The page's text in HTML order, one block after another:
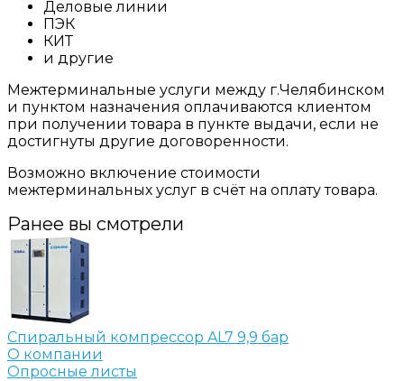
Деловые линии
ПЭК
КИТ
и другие
Межтерминальные услуги между г.Челябинском
и пунктом назначения оплачиваются клиентом
при получении товара в пункте выдачи, если не
достигнуты другие договоренности.
Возможно включение стоимости
межтерминальных услуг в счёт на оплату товара.
Ранее вы смотрели
Спиральный компрессор AL7 9,9 бар
О компании
Опросные листы